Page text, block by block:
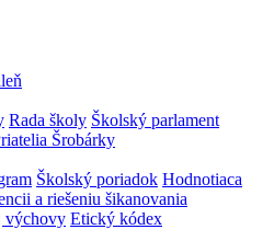
Rada školy Školský parlament
Šrobárky
Školský poriadok Hodnotiaca
a riešeniu šikanovania
výchovy Etický kódex